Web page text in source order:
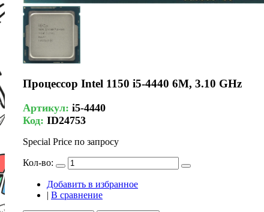
Процессор Intel 1150 i5-4440 6M, 3.10 GHz
Артикул: i5-4440
Код: ID24753
Special Price по запросу
Кол-во:
Добавить в избранное
| В сравнение